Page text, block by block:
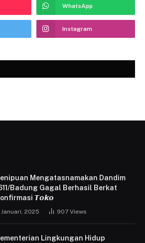
WhatsApp
Instagram
Mengatasnamakan Dandim
Badung Gagal Berhasil Berkat
𝙏𝙤𝙠𝙤
Januari, 2025 907 Views
Lingkungan Hidup